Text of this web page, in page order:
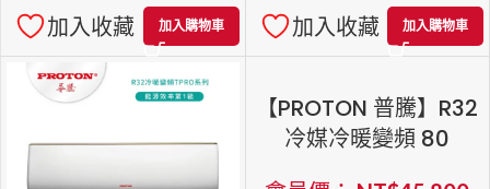
加入收藏
加入購物車
加入收藏
加入購物車
Panasonic一對一變頻
會員價：NT$35,700
Panasonic一對一變頻
冷專(UK標準系列) CU-
UK28BCA2/CS-
會員價： NT$ 28,400